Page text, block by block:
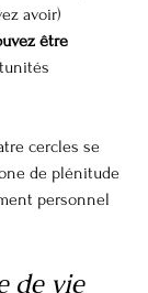
avoir)
être
cercles se
de plénitude
personnel
de vie